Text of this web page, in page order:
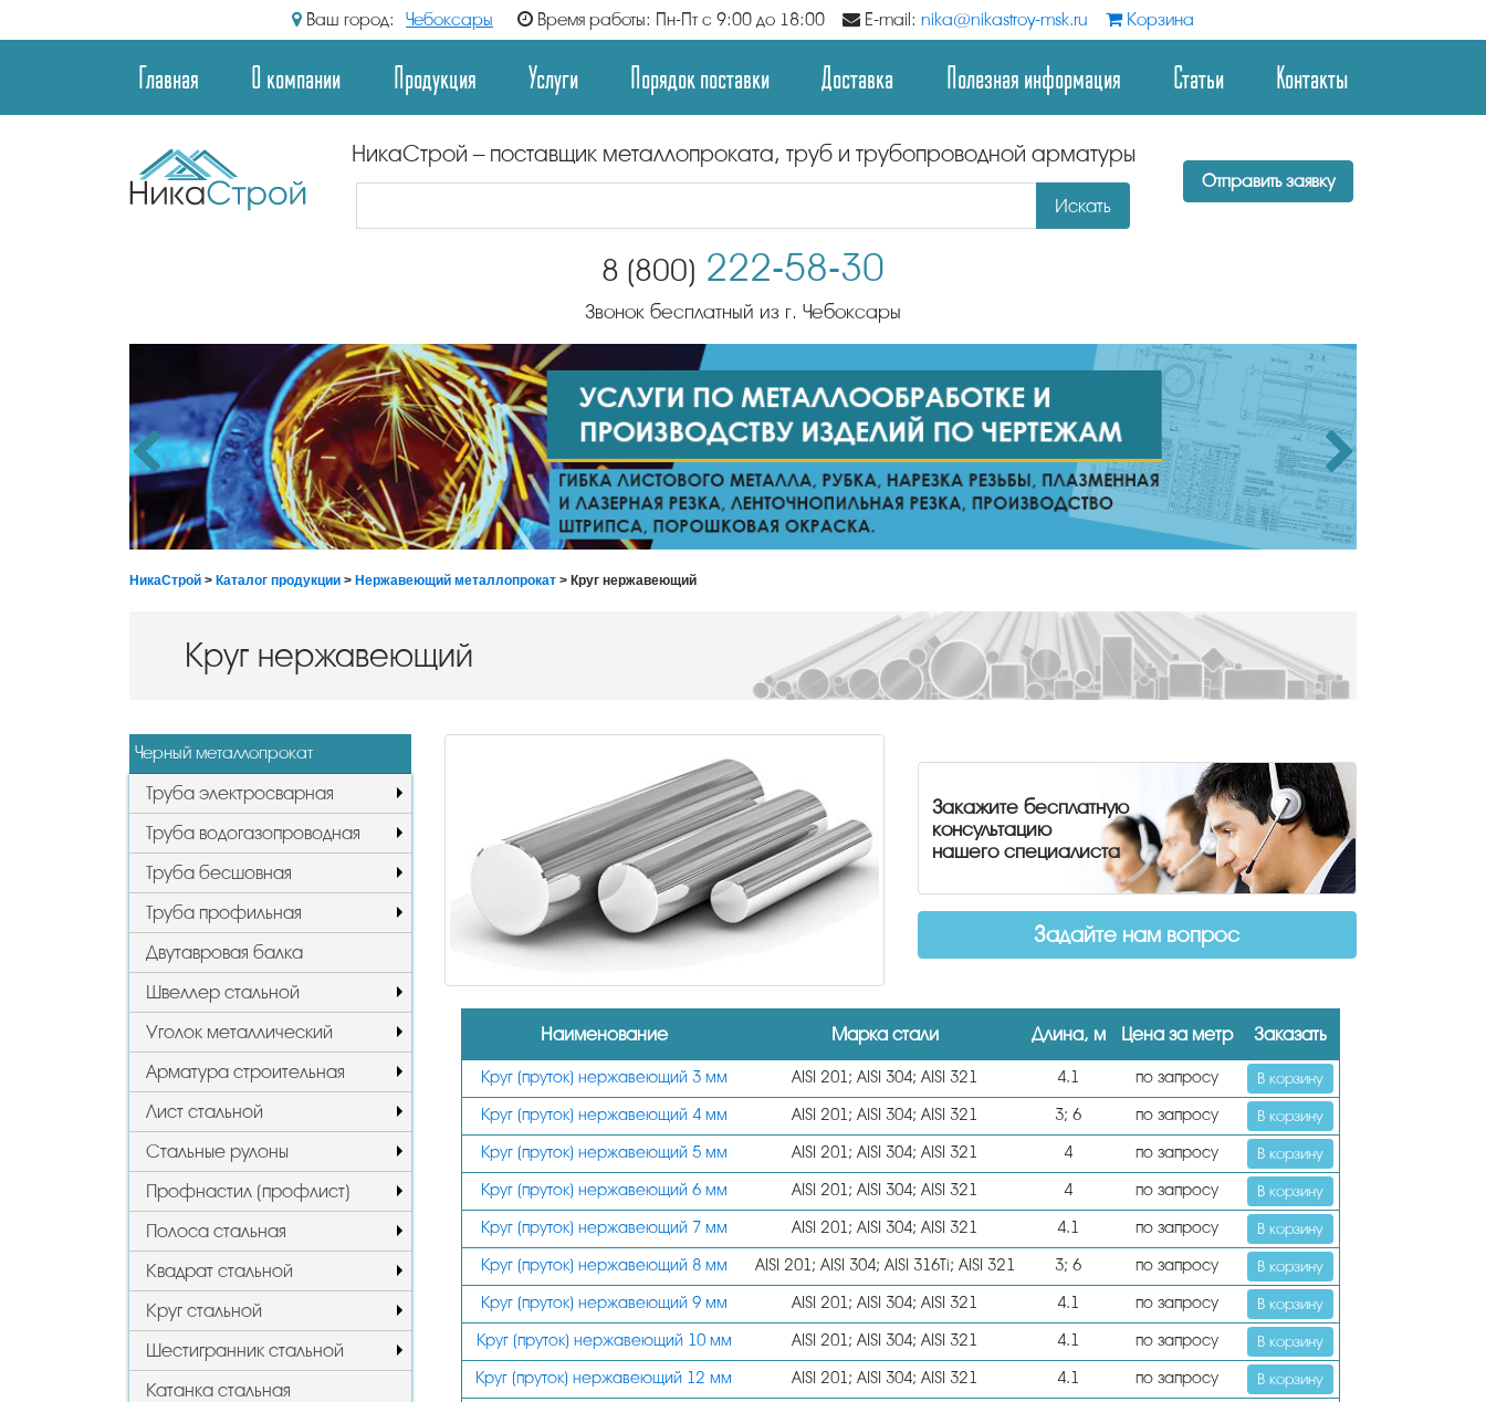
Ваш город: Чебоксары Время работы: Пн-Пт с 9:00 до 18:00 E-mail: nika@nikastroy-msk.ru Корзина
Главная О компании Продукция Услуги Порядок поставки Доставка Полезная информация Статьи Контакты
НикаСтрой – поставщик металлопроката, труб и трубопроводной арматуры
Искать
Отправить заявку
8 (800) 222-58-30
Звонок бесплатный из г. Чебоксары
НикаСтрой > Каталог продукции > Нержавеющий металлопрокат > Круг нержавеющий
Круг нержавеющий
Черный металлопрокат
Труба электросварная
Труба водогазопроводная
Труба бесшовная
Труба профильная
Двутавровая балка
Швеллер стальной
Уголок металлический
Арматура строительная
Лист стальной
Стальные рулоны
Профнастил (профлист)
Полоса стальная
Квадрат стальной
Круг стальной
Шестигранник стальной
Катанка стальная
Закажите бесплатную
консультацию
нашего специалиста
Задайте нам вопрос
Наименование Марка стали Длина, м Цена за метр Заказать
Круг (пруток) нержавеющий 3 мм AISI 201; AISI 304; AISI 321 4.1 по запросу В корзину
Круг (пруток) нержавеющий 4 мм AISI 201; AISI 304; AISI 321 3; 6 по запросу В корзину
Круг (пруток) нержавеющий 5 мм AISI 201; AISI 304; AISI 321 4 по запросу В корзину
Круг (пруток) нержавеющий 6 мм AISI 201; AISI 304; AISI 321 4 по запросу В корзину
Круг (пруток) нержавеющий 7 мм AISI 201; AISI 304; AISI 321 4.1 по запросу В корзину
Круг (пруток) нержавеющий 8 мм AISI 201; AISI 304; AISI 316Ti; AISI 321 3; 6 по запросу В корзину
Круг (пруток) нержавеющий 9 мм AISI 201; AISI 304; AISI 321 4.1 по запросу В корзину
Круг (пруток) нержавеющий 10 мм AISI 201; AISI 304; AISI 321 4.1 по запросу В корзину
Круг (пруток) нержавеющий 12 мм AISI 201; AISI 304; AISI 321 4.1 по запросу В корзину